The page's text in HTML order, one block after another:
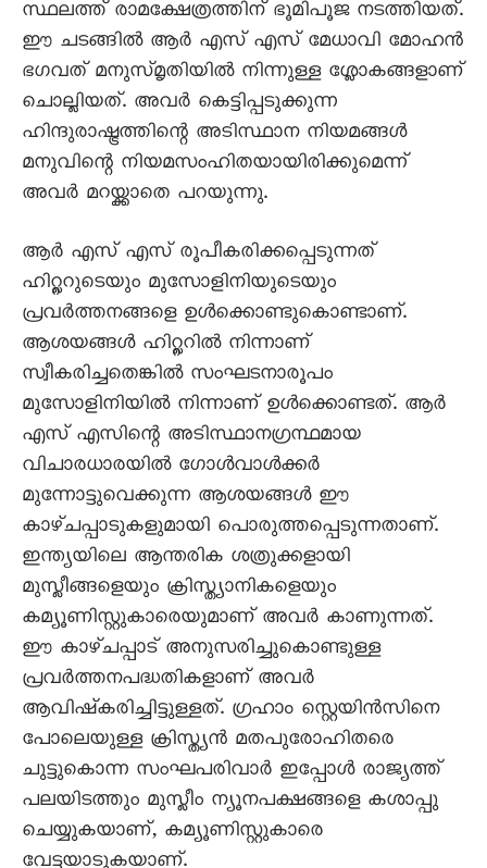
സ്ഥലത്ത് രാമക്ഷേത്രത്തിന് ഭൂമിപൂജ നടത്തിയത്.
ഈ ചടങ്ങില്‍ ആര്‍ എസ് എസ് മേധാവി മോഹന്‍
ഭഗവത് മനുസ്മൃതിയില്‍ നിന്നുള്ള ശ്ലോകങ്ങളാണ്
ചൊല്ലിയത്. അവര്‍ കെട്ടിപ്പടുക്കുന്ന
ഹിന്ദുരാഷ്ട്രത്തിന്റെ അടിസ്ഥാന നിയമങ്ങള്‍
മനുവിന്റെ നിയമസംഹിതയായിരിക്കുമെന്ന്
അവര്‍ മറയ്ക്കാതെ പറയുന്നു.
ആര്‍ എസ് എസ് രൂപീകരിക്കപ്പെടുന്നത്
ഹിറ്റ്ലറുടെയും മുസോളിനിയുടെയും
പ്രവര്‍ത്തനങ്ങളെ ഉള്‍ക്കൊണ്ടുകൊണ്ടാണ്.
ആശയങ്ങള്‍ ഹിറ്റ്ലറില്‍ നിന്നാണ്
സ്വീകരിച്ചതെങ്കില്‍ സംഘടനാരൂപം
മുസോളിനിയില്‍ നിന്നാണ് ഉള്‍ക്കൊണ്ടത്. ആര്‍
എസ് എസിന്റെ അടിസ്ഥാനഗ്രന്ഥമായ
വിചാരധാരയില്‍ ഗോള്‍വാള്‍ക്കര്‍
മുന്നോട്ടുവെക്കുന്ന ആശയങ്ങള്‍ ഈ
കാഴ്ചപ്പാടുകളുമായി പൊരുത്തപ്പെടുന്നതാണ്.
ഇന്ത്യയിലെ ആന്തരിക ശത്രുക്കളായി
മുസ്ലീങ്ങളെയും ക്രിസ്ത്യാനികളെയും
കമ്യൂണിസ്റ്റുകാരെയുമാണ് അവര്‍ കാണുന്നത്.
ഈ കാഴ്ചപ്പാട് അനുസരിച്ചുകൊണ്ടുള്ള
പ്രവര്‍ത്തനപദ്ധതികളാണ് അവര്‍
ആവിഷ്കരിച്ചിട്ടുള്ളത്. ഗ്രഹാം സ്റ്റെയിന്‍സിനെ
പോലെയുള്ള ക്രിസ്ത്യന്‍ മതപുരോഹിതരെ
ചുട്ടുകൊന്ന സംഘപരിവാര്‍ ഇപ്പോള്‍ രാജ്യത്ത്
പലയിടത്തും മുസ്ലീം ന്യൂനപക്ഷങ്ങളെ കശാപ്പു
ചെയ്യുകയാണ്, കമ്യൂണിസ്റ്റുകാരെ